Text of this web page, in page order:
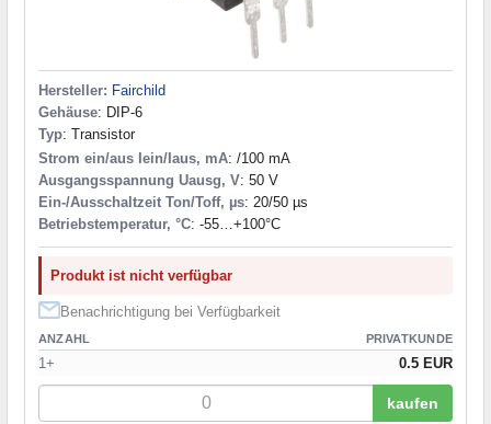
Hersteller: Fairchild
Gehäuse: DIP-6
Typ: Transistor
Strom ein/aus Iein/Iaus, mA: /100 mA
Ausgangsspannung Uausg, V: 50 V
Ein-/Ausschaltzeit Ton/Toff, µs: 20/50 µs
Betriebstemperatur, °C: -55…+100°C
Produkt ist nicht verfügbar
Benachrichtigung bei Verfügbarkeit
ANZAHL PRIVATKUNDE
1+ 0.5 EUR
kaufen